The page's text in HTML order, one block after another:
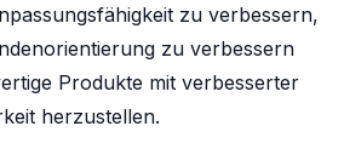
zu verbessern,
zu verbessern
Produkte mit verbesserter
herzustellen.